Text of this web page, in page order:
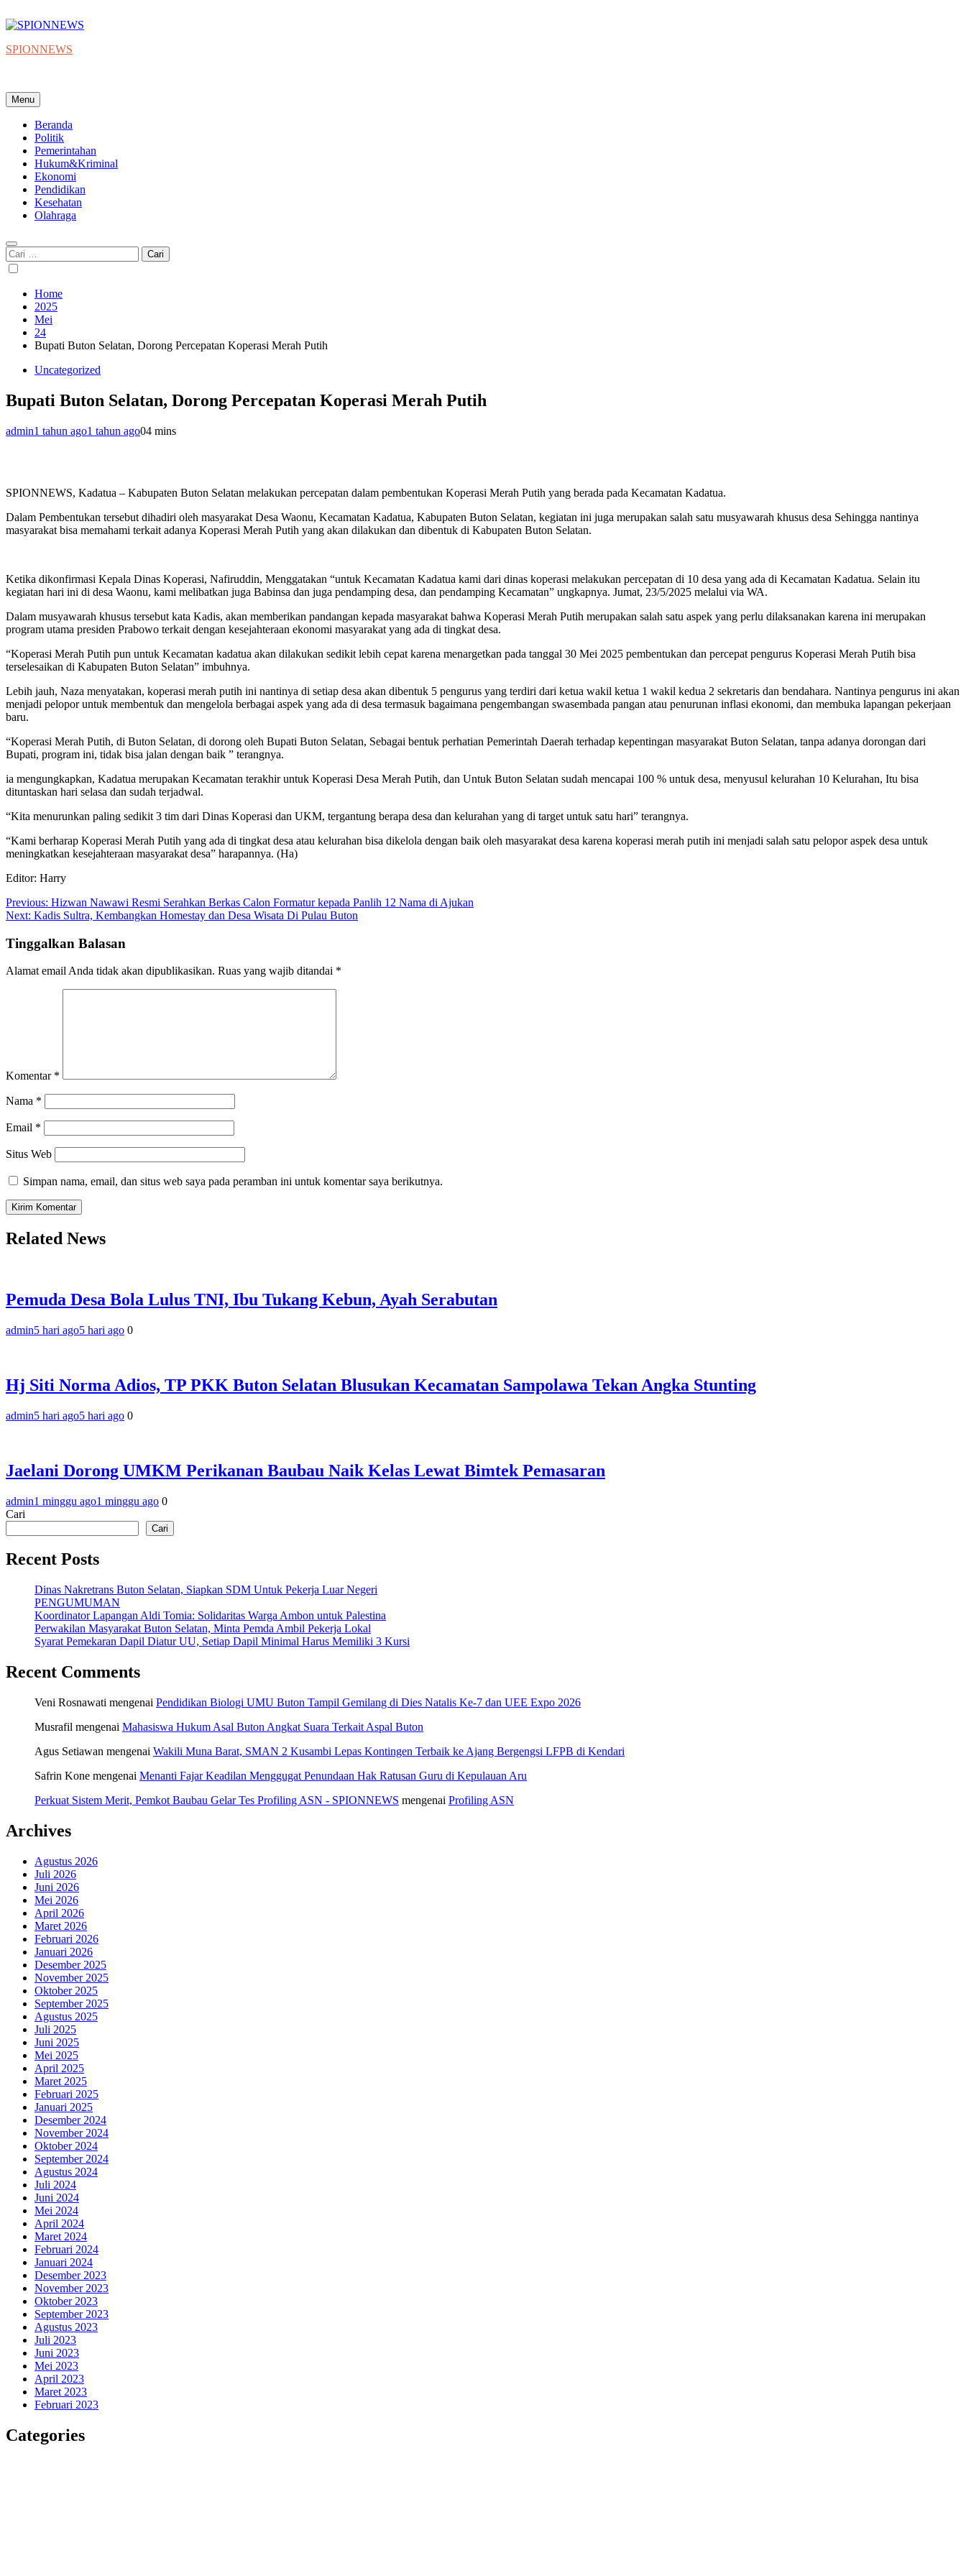
to
SPIONNEWS
Menu
Beranda
Politik
Pemerintahan
Hukum&Kriminal
Ekonomi
Pendidikan
Kesehatan
Olahraga
Cari
untuk:
Home
2025
Mei
24
Bupati Buton Selatan, Dorong Percepatan Koperasi Merah Putih
Uncategorized
Bupati Buton Selatan, Dorong Percepatan Koperasi Merah Putih
admin1 tahun ago1 tahun ago04 mins
SPIONNEWS, Kadatua – Kabupaten Buton Selatan melakukan percepatan dalam pembentukan Koperasi Merah Putih yang berada pada Kecamatan Kadatua.
Dalam Pembentukan tersebut dihadiri oleh masyarakat Desa Waonu, Kecamatan Kadatua, Kabupaten Buton Selatan, kegiatan ini juga merupakan salah satu musyawarah khusus desa Sehingga nantinya
masyarakat bisa memahami terkait adanya Koperasi Merah Putih yang akan dilakukan dan dibentuk di Kabupaten Buton Selatan.
Ketika dikonfirmasi Kepala Dinas Koperasi, Nafiruddin, Menggatakan “untuk Kecamatan Kadatua kami dari dinas koperasi melakukan percepatan di 10 desa yang ada di Kecamatan Kadatua. Selain itu
kegiatan hari ini di desa Waonu, kami melibatkan juga Babinsa dan juga pendamping desa, dan pendamping Kecamatan” ungkapnya. Jumat, 23/5/2025 melalui via WA.
Dalam musyawarah khusus tersebut kata Kadis, akan memberikan pandangan kepada masyarakat bahwa Koperasi Merah Putih merupakan salah satu aspek yang perlu dilaksanakan karena ini merupakan
program utama presiden Prabowo terkait dengan kesejahteraan ekonomi masyarakat yang ada di tingkat desa.
“Koperasi Merah Putih pun untuk Kecamatan kadatua akan dilakukan sedikit lebih cepat karena menargetkan pada tanggal 30 Mei 2025 pembentukan dan percepat pengurus Koperasi Merah Putih bisa
terselesaikan di Kabupaten Buton Selatan” imbuhnya.
Lebih jauh, Naza menyatakan, koperasi merah putih ini nantinya di setiap desa akan dibentuk 5 pengurus yang terdiri dari ketua wakil ketua 1 wakil kedua 2 sekretaris dan bendahara. Nantinya pengurus ini akan
menjadi pelopor untuk membentuk dan mengelola berbagai aspek yang ada di desa termasuk bagaimana pengembangan swasembada pangan atau penurunan inflasi ekonomi, dan membuka lapangan pekerjaan
baru.
“Koperasi Merah Putih, di Buton Selatan, di dorong oleh Bupati Buton Selatan, Sebagai bentuk perhatian Pemerintah Daerah terhadap kepentingan masyarakat Buton Selatan, tanpa adanya dorongan dari
Bupati, program ini, tidak bisa jalan dengan baik ” terangnya.
ia mengungkapkan, Kadatua merupakan Kecamatan terakhir untuk Koperasi Desa Merah Putih, dan Untuk Buton Selatan sudah mencapai 100 % untuk desa, menyusul kelurahan 10 Kelurahan, Itu bisa
dituntaskan hari selasa dan sudah terjadwal.
“Kita menurunkan paling sedikit 3 tim dari Dinas Koperasi dan UKM, tergantung berapa desa dan kelurahan yang di target untuk satu hari” terangnya.
“Kami berharap Koperasi Merah Putih yang ada di tingkat desa atau kelurahan bisa dikelola dengan baik oleh masyarakat desa karena koperasi merah putih ini menjadi salah satu pelopor aspek desa untuk
meningkatkan kesejahteraan masyarakat desa” harapannya. (Ha)
Editor: Harry
Navigasi
pos
Previous: Hizwan Nawawi Resmi Serahkan Berkas Calon Formatur kepada Panlih 12 Nama di Ajukan
Next: Kadis Sultra, Kembangkan Homestay dan Desa Wisata Di Pulau Buton
Tinggalkan Balasan
Alamat email Anda tidak akan dipublikasikan. Ruas yang wajib ditandai *
Komentar *
Nama *
Email *
Situs Web
Simpan nama, email, dan situs web saya pada peramban ini untuk komentar saya berikutnya.
Related News
Pemuda Desa Bola Lulus TNI, Ibu Tukang Kebun, Ayah Serabutan
admin5 hari ago5 hari ago 0
Hj Siti Norma Adios, TP PKK Buton Selatan Blusukan Kecamatan Sampolawa Tekan Angka Stunting
admin5 hari ago5 hari ago 0
Jaelani Dorong UMKM Perikanan Baubau Naik Kelas Lewat Bimtek Pemasaran
admin1 minggu ago1 minggu ago 0
Cari
Cari
Recent Posts
Dinas Nakretrans Buton Selatan, Siapkan SDM Untuk Pekerja Luar Negeri
PENGUMUMAN
Koordinator Lapangan Aldi Tomia: Solidaritas Warga Ambon untuk Palestina
Perwakilan Masyarakat Buton Selatan, Minta Pemda Ambil Pekerja Lokal
Syarat Pemekaran Dapil Diatur UU, Setiap Dapil Minimal Harus Memiliki 3 Kursi
Recent Comments
Veni Rosnawati mengenai Pendidikan Biologi UMU Buton Tampil Gemilang di Dies Natalis Ke-7 dan UEE Expo 2026
Musrafil mengenai Mahasiswa Hukum Asal Buton Angkat Suara Terkait Aspal Buton
Agus Setiawan mengenai Wakili Muna Barat, SMAN 2 Kusambi Lepas Kontingen Terbaik ke Ajang Bergengsi LFPB di Kendari
Safrin Kone mengenai Menanti Fajar Keadilan Menggugat Penundaan Hak Ratusan Guru di Kepulauan Aru
Perkuat Sistem Merit, Pemkot Baubau Gelar Tes Profiling ASN - SPIONNEWS mengenai Profiling ASN
Archives
Agustus 2026
Juli 2026
Juni 2026
Mei 2026
April 2026
Maret 2026
Februari 2026
Januari 2026
Desember 2025
November 2025
Oktober 2025
September 2025
Agustus 2025
Juli 2025
Juni 2025
Mei 2025
April 2025
Maret 2025
Februari 2025
Januari 2025
Desember 2024
November 2024
Oktober 2024
September 2024
Agustus 2024
Juli 2024
Juni 2024
Mei 2024
April 2024
Maret 2024
Februari 2024
Januari 2024
Desember 2023
November 2023
Oktober 2023
September 2023
Agustus 2023
Juli 2023
Juni 2023
Mei 2023
April 2023
Maret 2023
Februari 2023
Categories